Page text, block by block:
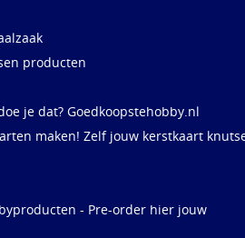
producten
je dat? Goedkoopstehobby.nl
maken! Zelf jouw kerstkaart
- Pre-order hier jouw